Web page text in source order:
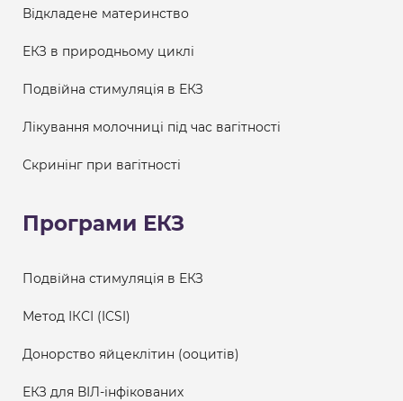
Відкладене материнство
ЕКЗ в природньому циклі
Подвійна стимуляція в ЕКЗ
Лікування молочниці під час вагітності
Скринінг при вагітності
Програми ЕКЗ
Подвійна стимуляція в ЕКЗ
Метод ІКСІ (ICSI)
Донорство яйцеклітин (ооцитів)
ЕКЗ для ВІЛ-інфікованих